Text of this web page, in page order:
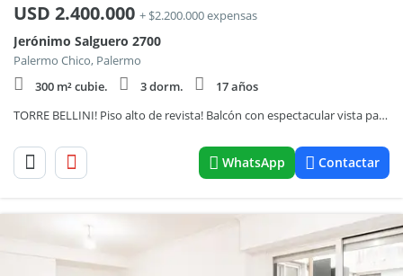
USD 2.400.000 + $2.200.000 expensas
Jerónimo Salguero 2700
Palermo Chico, Palermo
300 m² cubie.
3 dorm.
17 años
TORRE BELLINI! Piso alto de revista! Balcón con espectacular vista panorámica a la ciudad y al río! Todo a nuevo! Full amenities! 2 Coch! ÚNICO!
WhatsApp Contactar